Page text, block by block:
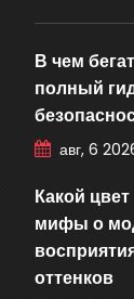
В чем
полный
авг, 6
Какой
мифы о
оттенков